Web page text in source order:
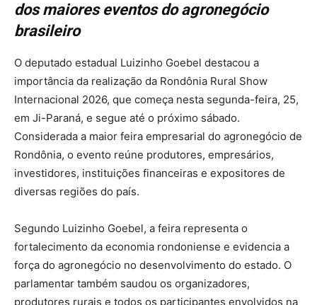
dos maiores eventos do agronegócio
brasileiro
O deputado estadual Luizinho Goebel destacou a
importância da realização da Rondônia Rural Show
Internacional 2026, que começa nesta segunda-feira, 25,
em Ji-Paraná, e segue até o próximo sábado.
Considerada a maior feira empresarial do agronegócio de
Rondônia, o evento reúne produtores, empresários,
investidores, instituições financeiras e expositores de
diversas regiões do país.
Segundo Luizinho Goebel, a feira representa o
fortalecimento da economia rondoniense e evidencia a
força do agronegócio no desenvolvimento do estado. O
parlamentar também saudou os organizadores,
produtores rurais e todos os participantes envolvidos na